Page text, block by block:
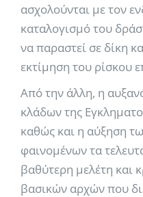
ασχολούνται με τον
καταλογισμό του
να παραστεί σε δίκη
εκτίμηση του ρίσκου
Aπό την άλλη, η
κλάδων της
καθώς και η αύξηση
φαινομένων τα
βαθύτερη μελέτη και
βασικών αρχών που